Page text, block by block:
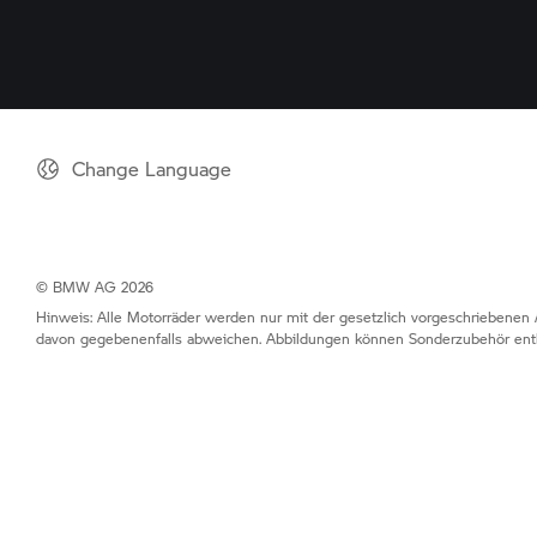
Change Language
© BMW AG 2026
Hinweis: Alle Motorräder werden nur mit der gesetzlich
davon gegebenenfalls abweichen. Abbildungen können Sonderzubehör